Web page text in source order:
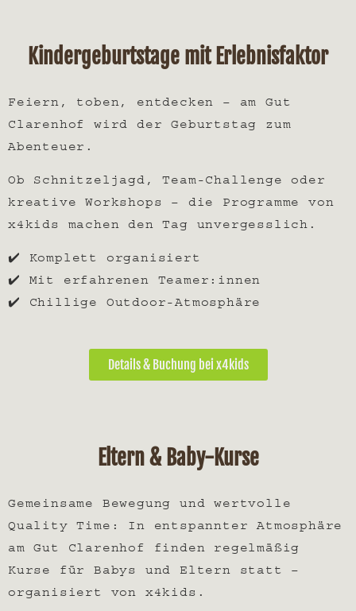
Kindergeburtstage mit Erlebnisfaktor
Feiern, toben, entdecken – am Gut
Clarenhof wird der Geburtstag zum
Abenteuer.
Ob Schnitzeljagd, Team-Challenge oder
kreative Workshops – die Programme von
x4kids
machen den Tag unvergesslich.
✔️ Komplett organisiert
✔️ Mit erfahrenen Teamer:innen
✔️ Chillige Outdoor-Atmosphäre
Details & Buchung bei x4kids
Eltern & Baby-Kurse
Gemeinsame Bewegung und wertvolle
Quality Time: In entspannter Atmosphäre
am Gut Clarenhof finden regelmäßig
Kurse für Babys und Eltern statt –
organisiert von x4kids .